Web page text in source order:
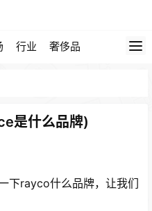
行业 奢侈品
是什么品牌)
下rayco什么品牌，让我们